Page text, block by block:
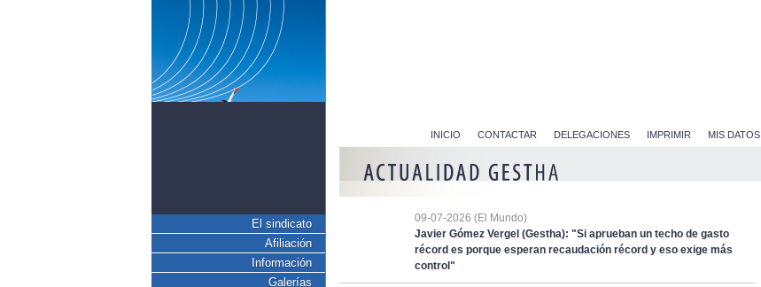
El sindicato
Afiliación
Información
Galerías
INICIO CONTACTAR DELEGACIONES IMPRIMIR MIS DATOS
09-07-2026 (El Mundo)
Javier Gómez Vergel (Gestha): "Si aprueban un techo de gasto
récord es porque esperan recaudación récord y eso exige más
control"